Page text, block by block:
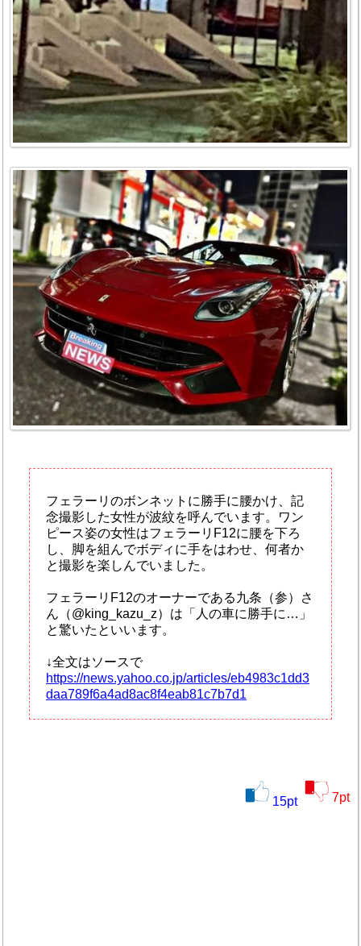
フェラーリのボンネットに勝手に腰かけ、記
念撮影した女性が波紋を呼んでいます。ワン
ピース姿の女性はフェラーリF12に腰を下ろ
し、脚を組んでボディに手をはわせ、何者か
と撮影を楽しんでいました。
フェラーリF12のオーナーである九条（参）さ
ん（@king_kazu_z）は「人の車に勝手に…」
と驚いたといいます。
↓全文はソースで
https://news.yahoo.co.jp/articles/eb4983c1dd3
daa789f6a4ad8ac8f4eab81c7b7d1
15pt 7pt